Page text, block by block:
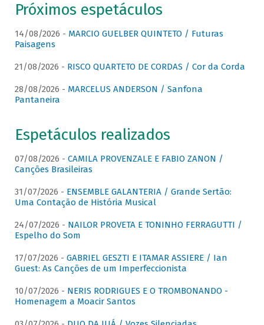
Próximos espetáculos
14/08/2026 - MARCIO GUELBER QUINTETO / Futuras
Paisagens
21/08/2026 - RISCO QUARTETO DE CORDAS / Cor da Corda
28/08/2026 - MARCELUS ANDERSON / Sanfona
Pantaneira
Espetáculos realizados
07/08/2026 - CAMILA PROVENZALE E FABIO ZANON /
Canções Brasileiras
31/07/2026 - ENSEMBLE GALANTERIA / Grande Sertão:
Uma Contação de História Musical
24/07/2026 - NAILOR PROVETA E TONINHO FERRAGUTTI /
Espelho do Som
17/07/2026 - GABRIEL GESZTI E ITAMAR ASSIERE / Ian
Guest: As Canções de um Imperfeccionista
10/07/2026 - NERIS RODRIGUES E O TROMBONANDO -
Homenagem a Moacir Santos